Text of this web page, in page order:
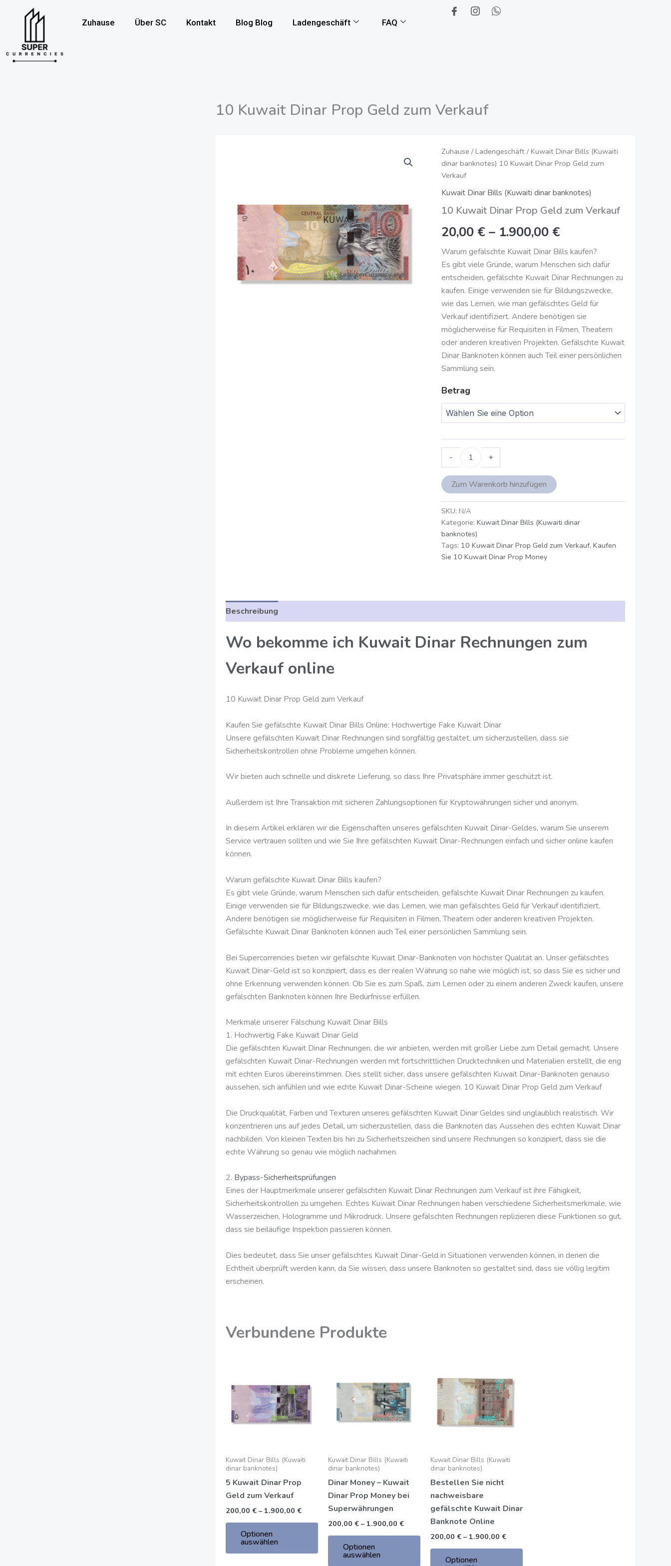
Überspringen
Zuhause Über SC Kontakt Blog Blog Ladengeschäft FAQ
10 Kuwait Dinar Prop Geld zum Verkauf
Zuhause / Ladengeschäft / Kuwait Dinar Bills (Kuwaiti
dinar banknotes) 10 Kuwait Dinar Prop Geld zum
Verkauf
Kuwait Dinar Bills (Kuwaiti dinar banknotes)
10 Kuwait Dinar Prop Geld zum Verkauf
20,00 € – 1.900,00 €
Preisspanne:
€
bis
1.900,00
€
Warum gefälschte Kuwait Dinar Bills kaufen?
Es gibt viele Gründe, warum Menschen sich dafür
entscheiden, gefälschte Kuwait Dinar Rechnungen zu
kaufen. Einige verwenden sie für Bildungszwecke,
wie das Lernen, wie man gefälschtes Geld für
Verkauf identifiziert. Andere benötigen sie
möglicherweise für Requisiten in Filmen, Theatern
oder anderen kreativen Projekten. Gefälschte Kuwait
Dinar Banknoten können auch Teil einer persönlichen
Sammlung sein.
Betrag
-
10
Kuwait
Dinar
Prop
Geld
Verkauf
Menge
+
Zum Warenkorb hinzufügen
SKU: N/A
Kategorie: Kuwait Dinar Bills (Kuwaiti dinar
banknotes)
Tags: 10 Kuwait Dinar Prop Geld zum Verkauf, Kaufen
Sie 10 Kuwait Dinar Prop Money
Beschreibung
Wo bekomme ich Kuwait Dinar Rechnungen zum
Verkauf online
10 Kuwait Dinar Prop Geld zum Verkauf
Kaufen Sie gefälschte Kuwait Dinar Bills Online: Hochwertige Fake Kuwait Dinar
Unsere gefälschten Kuwait Dinar Rechnungen sind sorgfältig gestaltet, um sicherzustellen, dass sie
Sicherheitskontrollen ohne Probleme umgehen können.
Wir bieten auch schnelle und diskrete Lieferung, so dass Ihre Privatsphäre immer geschützt ist.
Außerdem ist Ihre Transaktion mit sicheren Zahlungsoptionen für Kryptowährungen sicher und anonym.
In diesem Artikel erklären wir die Eigenschaften unseres gefälschten Kuwait Dinar-Geldes, warum Sie unserem
Service vertrauen sollten und wie Sie Ihre gefälschten Kuwait Dinar-Rechnungen einfach und sicher online kaufen
können.
Warum gefälschte Kuwait Dinar Bills kaufen?
Es gibt viele Gründe, warum Menschen sich dafür entscheiden, gefälschte Kuwait Dinar Rechnungen zu kaufen.
Einige verwenden sie für Bildungszwecke, wie das Lernen, wie man gefälschtes Geld für Verkauf identifiziert.
Andere benötigen sie möglicherweise für Requisiten in Filmen, Theatern oder anderen kreativen Projekten.
Gefälschte Kuwait Dinar Banknoten können auch Teil einer persönlichen Sammlung sein.
Bei Supercorrencies bieten wir gefälschte Kuwait Dinar-Banknoten von höchster Qualität an. Unser gefälschtes
Kuwait Dinar-Geld ist so konzipiert, dass es der realen Währung so nahe wie möglich ist, so dass Sie es sicher und
ohne Erkennung verwenden können. Ob Sie es zum Spaß, zum Lernen oder zu einem anderen Zweck kaufen, unsere
gefälschten Banknoten können Ihre Bedürfnisse erfüllen.
Merkmale unserer Fälschung Kuwait Dinar Bills
1. Hochwertig Fake Kuwait Dinar Geld
Die gefälschten Kuwait Dinar Rechnungen, die wir anbieten, werden mit großer Liebe zum Detail gemacht. Unsere
gefälschten Kuwait Dinar-Rechnungen werden mit fortschrittlichen Drucktechniken und Materialien erstellt, die eng
mit echten Euros übereinstimmen. Dies stellt sicher, dass unsere gefälschten Kuwait Dinar-Banknoten genauso
aussehen, sich anfühlen und wie echte Kuwait Dinar-Scheine wiegen. 10 Kuwait Dinar Prop Geld zum Verkauf
Die Druckqualität, Farben und Texturen unseres gefälschten Kuwait Dinar Geldes sind unglaublich realistisch. Wir
konzentrieren uns auf jedes Detail, um sicherzustellen, dass die Banknoten das Aussehen des echten Kuwait Dinar
nachbilden. Von kleinen Texten bis hin zu Sicherheitszeichen sind unsere Rechnungen so konzipiert, dass sie die
echte Währung so genau wie möglich nachahmen.
2. Bypass-Sicherheitsprüfungen
Eines der Hauptmerkmale unserer gefälschten Kuwait Dinar Rechnungen zum Verkauf ist ihre Fähigkeit,
Sicherheitskontrollen zu umgehen. Echtes Kuwait Dinar Rechnungen haben verschiedene Sicherheitsmerkmale, wie
Wasserzeichen, Hologramme und Mikrodruck. Unsere gefälschten Rechnungen replizieren diese Funktionen so gut,
dass sie beiläufige Inspektion passieren können.
Dies bedeutet, dass Sie unser gefälschtes Kuwait Dinar-Geld in Situationen verwenden können, in denen die
Echtheit überprüft werden kann, da Sie wissen, dass unsere Banknoten so gestaltet sind, dass sie völlig legitim
erscheinen.
Verbundene Produkte
Kuwait Dinar Bills (Kuwaiti
dinar banknotes)
5 Kuwait Dinar Prop
Geld zum Verkauf
200,00 € – 1.900,00 €
bis
1.900,00
€
Optionen
auswählen
Varianten.
der
Produktseite
gewählt
werden
Kuwait Dinar Bills (Kuwaiti
dinar banknotes)
Dinar Money – Kuwait
Dinar Prop Money bei
Superwährungen
200,00 € – 1.900,00 €
bis
1.900,00
€
Optionen
auswählen
Produkt
mehrere
Varianten.
der
Produktseite
gewählt
werden
Kuwait Dinar Bills (Kuwaiti
dinar banknotes)
Bestellen Sie nicht
nachweisbare
gefälschte Kuwait Dinar
Banknote Online
200,00 € – 1.900,00 €
€
bis
1.900,00
€
Optionen
gewählt